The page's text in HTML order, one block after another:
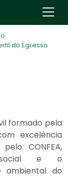
do Egresso
formado pela
excelência
CONFEA,
social e o
ambiental do